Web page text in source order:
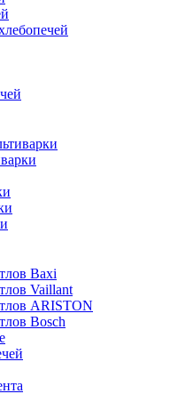
Baxi
Vaillant
ARISTON
Bosch